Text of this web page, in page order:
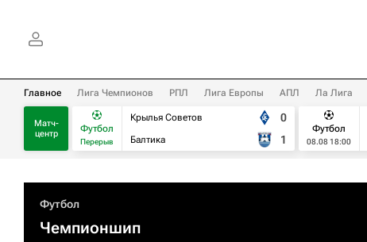
Главное Лига Чемпионов РПЛ Лига Европы АПЛ Ла Лига
Матч-
центр
Футбол
Перерыв
Крылья Советов
Балтика
0
1
Футбол
08.08 18:00
Футбол
Чемпионшип